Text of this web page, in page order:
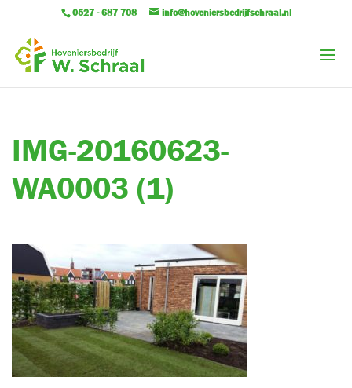
0527 - 687 708 info@hoveniersbedrijfschraal.nl
IMG-20160623-
WA0003 (1)